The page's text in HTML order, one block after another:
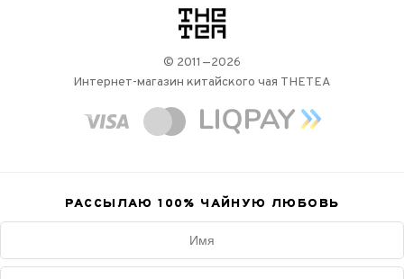
логотип
© 2011—2026
Интернет-магазин китайского чая THETEA
РАССЫЛАЮ 100% ЧАЙНУЮ ЛЮБОВЬ